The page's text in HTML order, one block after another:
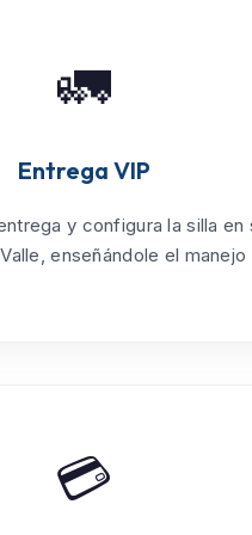
🚛
Entrega VIP
y configura la silla en
, enseñándole el
💳